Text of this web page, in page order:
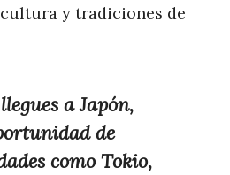
y tradiciones de
a Japón,
de
como Tokio,